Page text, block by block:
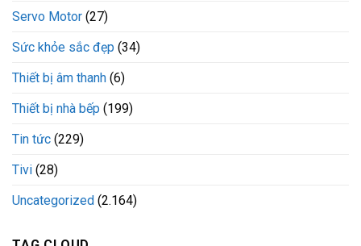
Servo Motor (27)
Sức khỏe sắc đẹp (34)
Thiết bị âm thanh (6)
Thiết bị nhà bếp (199)
Tin tức (229)
Tivi (28)
Uncategorized (2.164)